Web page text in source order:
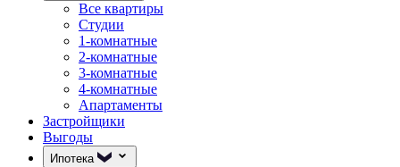
Все квартиры
Студии
1-комнатные
2-комнатные
3-комнатные
4-комнатные
Апартаменты
Застройщики
Выгоды
Ипотека